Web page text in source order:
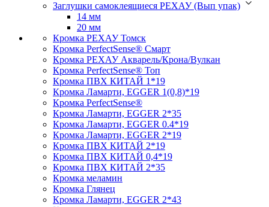
Заглушки самоклеящиеся РЕХАУ (Вып упак)
14 мм
20 мм
Кромка PЕХАУ Томск
Кромка PerfectSense® Смарт
Кромка PЕХАУ Акварель/Крона/Вулкан
Кромка PerfectSense® Топ
Кромка ПВХ КИТАЙ 1*19
Кромка Ламарти, EGGER 1(0,8)*19
Кромка PerfectSense®
Кромка Ламарти, EGGER 2*35
Кромка Ламарти, EGGER 0.4*19
Кромка Ламарти, EGGER 2*19
Кромка ПВХ КИТАЙ 2*19
Кромка ПВХ КИТАЙ 0,4*19
Кромка ПВХ КИТАЙ 2*35
Кромка меламин
Кромка Глянец
Кромка Ламарти, EGGER 2*43